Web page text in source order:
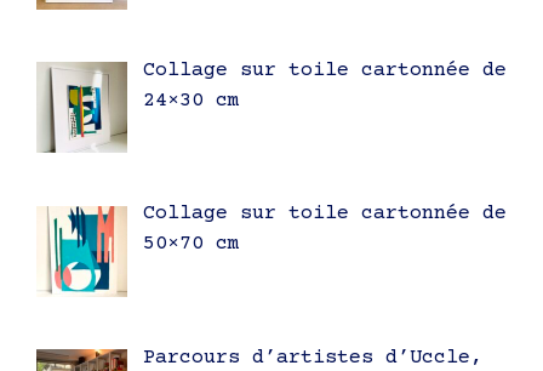
Collage sur toile cartonnée de
24×30 cm
Collage sur toile cartonnée de
50×70 cm
Parcours d’artistes d’Uccle,